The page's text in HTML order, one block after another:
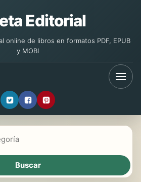
Editorial
online de libros en formatos PDF, EPUB
y MOBI